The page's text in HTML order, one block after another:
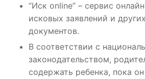
“Иск online” – сервис
исковых заявлений и
документов.
В соответствии с
законодательством,
содержать ребенка, пока